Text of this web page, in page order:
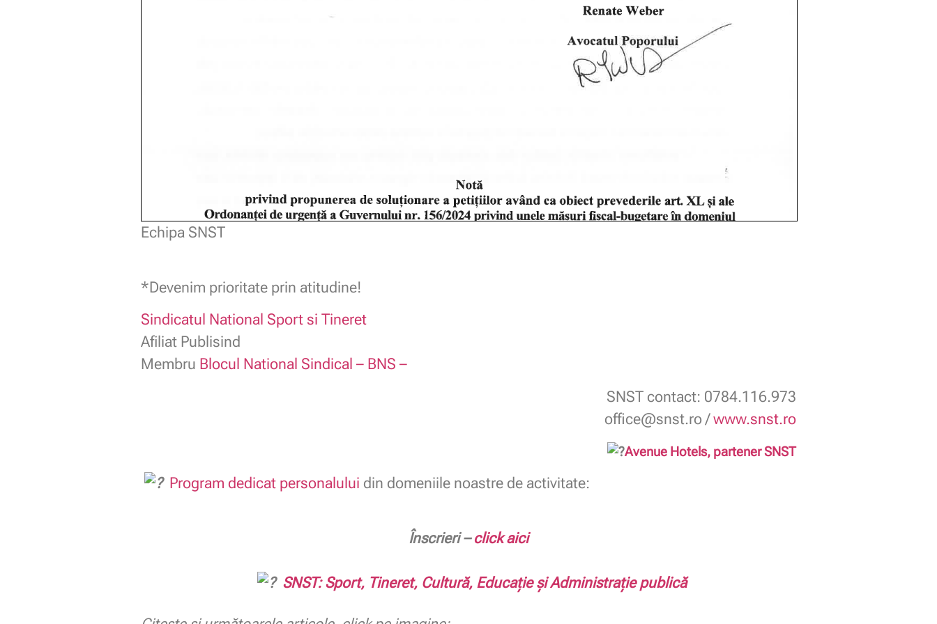
Echipa SNST
*Devenim prioritate prin atitudine!
Sindicatul National Sport si Tineret
Afiliat Publisind
Membru Blocul National Sindical – BNS –
SNST contact: 0784.116.973
office@snst.ro /www.snst.ro
Avenue Hotels, partener SNST
Program dedicat personalului din domeniile noastre de activitate:
Înscrieri –click aici
SNST: Sport, Tineret, Cultură, Educație și Administrație publică